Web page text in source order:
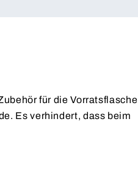
für die Vorratsflasche
Es verhindert, dass beim
ermöglicht das Entlüften